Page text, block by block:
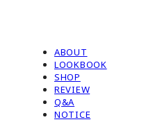
ABOUT
LOOKBOOK
SHOP
REVIEW
Q&A
NOTICE